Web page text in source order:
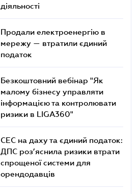
діяльності
Продали електроенергію в
мережу — втратили єдиний
податок
Безкоштовний вебінар "Як
малому бізнесу управляти
інформацією та контролювати
ризики в LIGA360"
СЕС на даху та єдиний податок:
ДПС роз’яснила ризики втрати
спрощеної системи для
орендодавців